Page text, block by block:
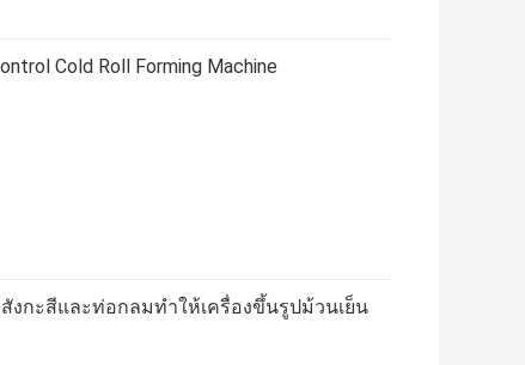
Cold Roll Forming Machine
สังกะสีและท่อกลมทำให้เครื่องขึ้นรูปม้วนเย็น